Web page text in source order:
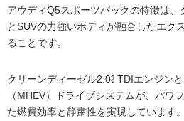
アウディQ5スポーツバックの特徴は
とSUVの力強いボディが融合したエク
ることです。
クリーンディーゼル2.0ℓ TDIエンジン
（MHEV）ドライブシステムが、パワ
た燃費効率と静粛性を実現しています。